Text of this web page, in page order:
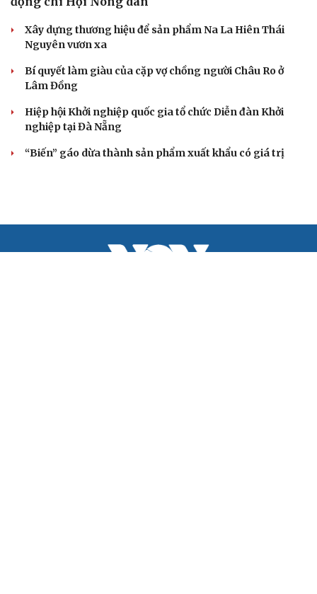
Xây dựng thương hiệu để sản phẩm Na La Hiên Thái
Nguyên vươn xa
Bí quyết làm giàu của cặp vợ chồng người Châu Ro ở
Lâm Đồng
Hiệp hội Khởi nghiệp quốc gia tổ chức Diễn đàn Khởi
nghiệp tại Đà Nẵng
“Biến” gáo dừa thành sản phẩm xuất khẩu có giá trị